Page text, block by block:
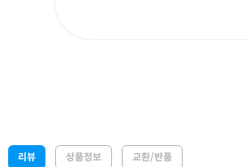
리뷰 상품정보 교환/반품